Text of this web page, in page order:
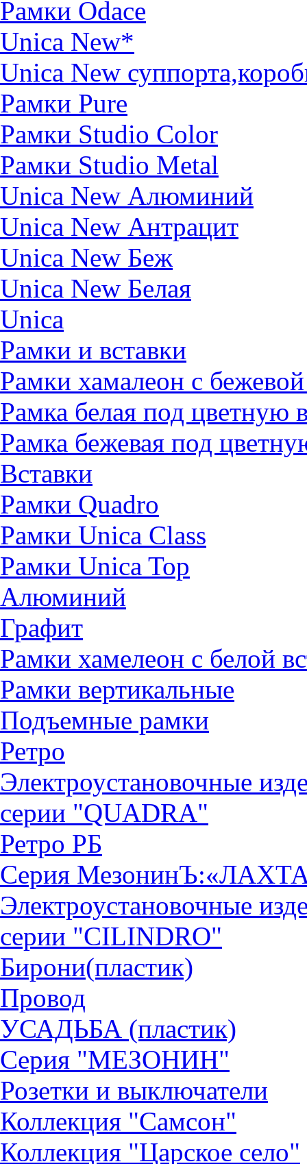
Рамки Odace
Unica New*
Unica New
Рамки Pure
Рамки Studio Color
Рамки Studio Metal
Unica New Алюминий
Unica New Антрацит
Unica New Беж
Unica New Белая
Unica
Рамки и вставки
Рамки хамалеон с бежевой
Рамка белая под цветную
Рамка бежевая под
Вставки
Рамки Quadro
Рамки Unica Class
Рамки Unica Top
Алюминий
Графит
Рамки хамелеон с белой
Рамки вертикальные
Подъемные рамки
Ретро
Электроустановочные
серии "QUADRА"
Ретро РБ
Серия
Электроустановочные
серии "CILINDRO"
Бирони(пластик)
Провод
УСАДЬБА (пластик)
Серия "МЕЗОНИН"
Розетки и выключатели
Коллекция "Самсон"
Коллекция "Царское село"